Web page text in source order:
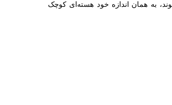
به همان اندازه خود هسته‌ای کوچک